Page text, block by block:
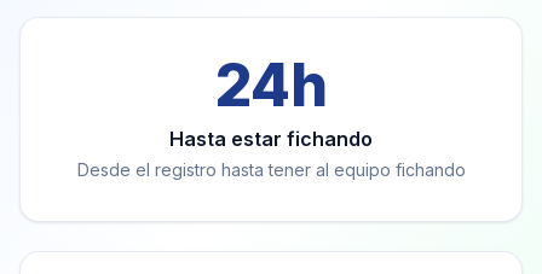
24h
Hasta estar fichando
Desde el registro hasta tener al equipo fichando